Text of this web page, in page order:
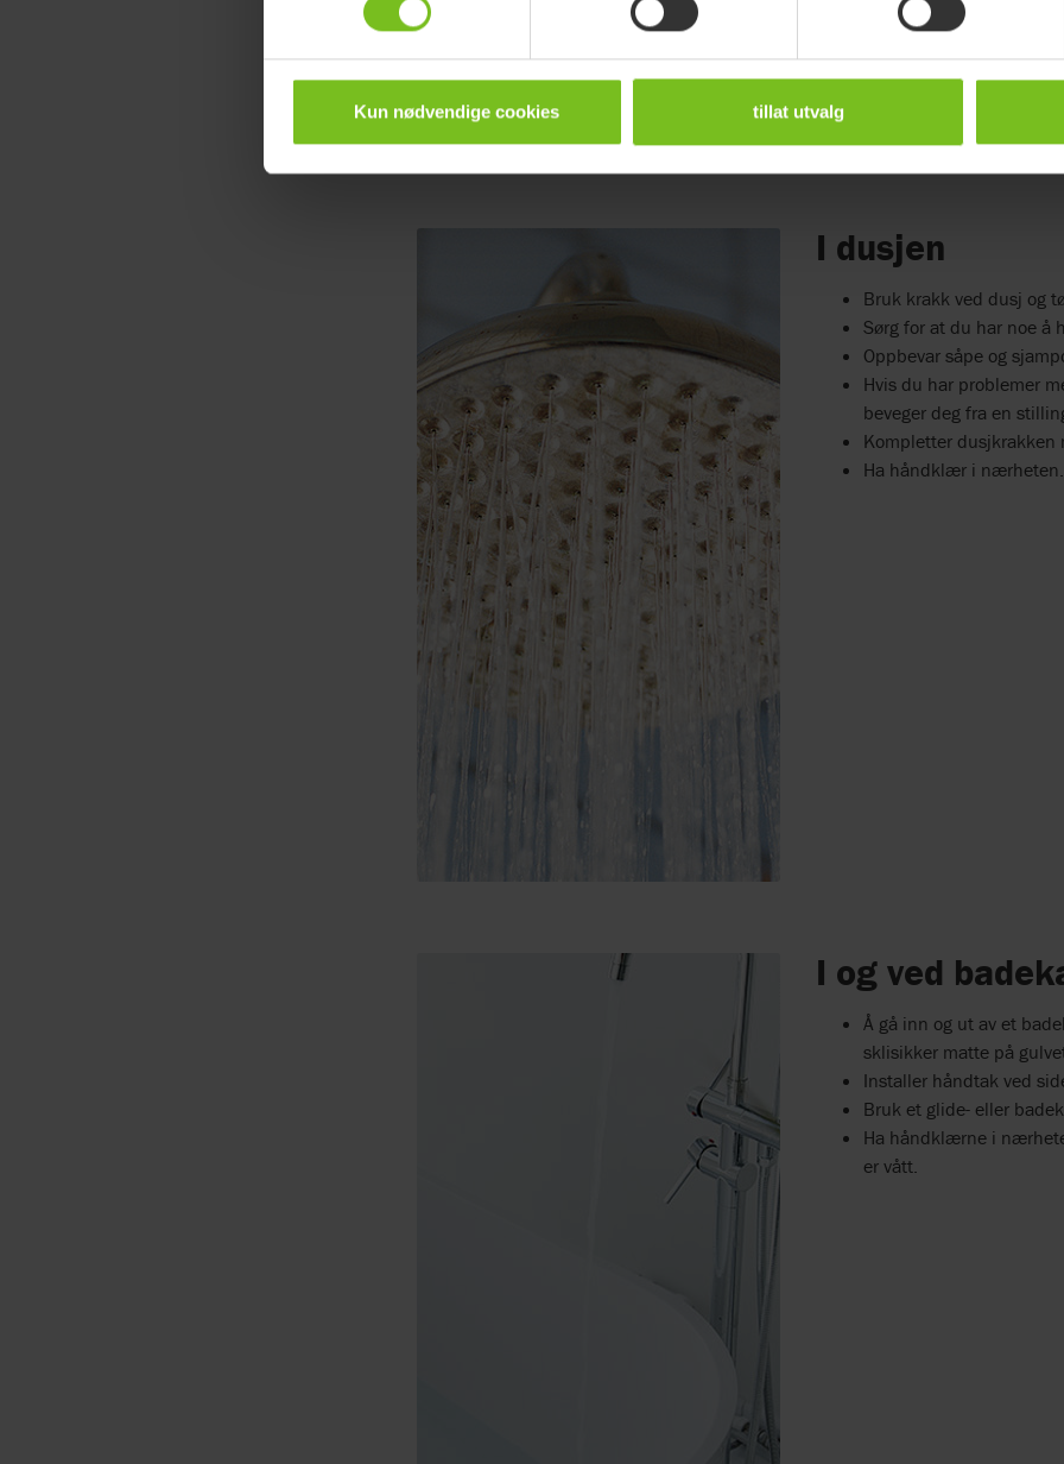
Kun nødvendige cookies tillat utvalg
I dusjen
Bruk krakk ved dusj og
Sørg for at du har noe å
Oppbevar såpe og
Hvis du har problemer
beveger deg fra en
Kompletter dusjkrakken
Ha håndklær i nærheten.
I og ved
Å gå inn og ut av et
sklisikker matte på
Installer håndtak ved
Bruk et glide- eller
Ha håndklærne i
er vått.